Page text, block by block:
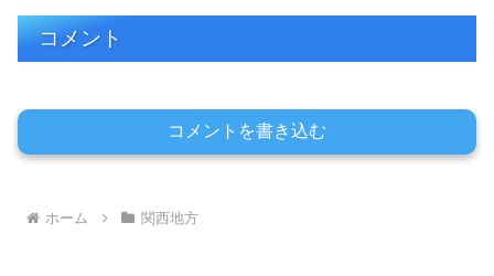
コメント
コメントを書き込む
ホーム 関西地方